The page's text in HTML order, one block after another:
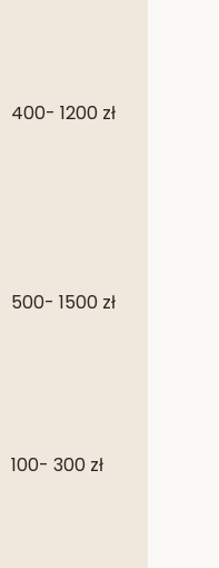
400- 1200 zł
500- 1500 zł
100- 300 zł